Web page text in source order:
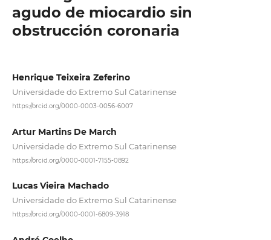
agudo de miocardio sin
obstrucción coronaria
Henrique Teixeira Zeferino
Universidade do Extremo Sul Catarinense
https://orcid.org/0000-0003-0056-6007
Artur Martins De March
Universidade do Extremo Sul Catarinense
https://orcid.org/0000-0001-7155-0892
Lucas Vieira Machado
Universidade do Extremo Sul Catarinense
https://orcid.org/0000-0001-6809-3918